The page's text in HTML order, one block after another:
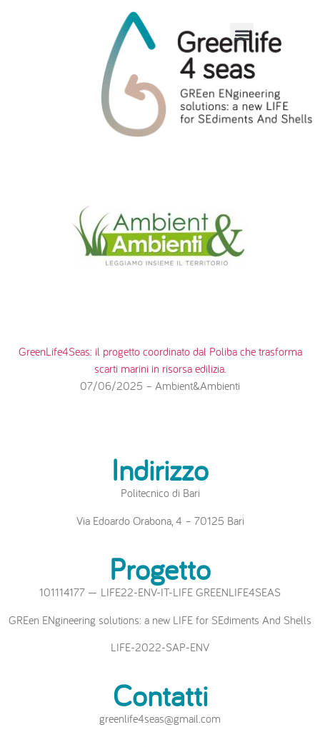
Ambient&Ambienti
GreenLife4Seas: il progetto coordinato dal Poliba che trasforma
scarti marini in risorsa edilizia.
07/06/2025 – Ambient&Ambienti
Indirizzo
Politecnico di Bari
Via Edoardo Orabona, 4 – 70125 Bari
Progetto
101114177 — LIFE22-ENV-IT-LIFE GREENLIFE4SEAS
GREen ENgineering solutions: a new LIFE for SEdiments And Shells
LIFE-2022-SAP-ENV
Contatti
greenlife4seas@gmail.com